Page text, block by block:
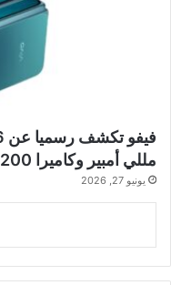
مللي أمبير وكاميرا 200 ميجابيكسل
يونيو 27, 2026